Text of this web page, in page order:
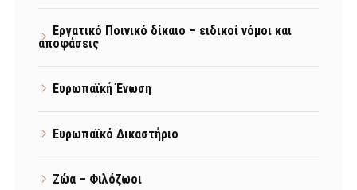
Εργατικό Ποινικό δίκαιο – ειδικοί νόμοι και
αποφάσεις
Ευρωπαϊκή Ένωση
Ευρωπαϊκό Δικαστήριο
Ζώα – Φιλόζωοι